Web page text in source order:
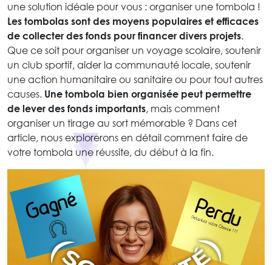
une solution idéale pour vous : organiser une tombola !
Les tombolas sont des moyens populaires et efficaces
de collecter des fonds pour financer divers projets.
Que ce soit pour organiser un voyage scolaire, soutenir
un club sportif, aider la communauté locale, soutenir
une action humanitaire ou sanitaire ou pour tout autres
causes. Une tombola bien organisée peut permettre
de lever des fonds importants, mais comment
organiser un tirage au sort mémorable ? Dans cet
article, nous explorerons en détail comment faire de
votre tombola une réussite, du début à la fin.